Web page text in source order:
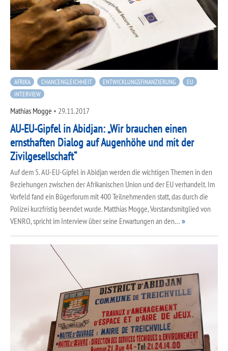
AFRIKA CHANCENGLEICHHEIT ENTWICKLUNGSFINANZIERUNG
EU
INTERVIEW
Mathias Mogge • 29.11.2017
AU-EU-Gipfel in Abidjan: „Wir brauchen einen
ernsthaften Dialog auf Augenhöhe und mit der
Zivilgesellschaft“
Auf dem 5. AU-EU-Gipfel in Abidjan werden die wichtigen Themen in den
Beziehungen zwischen der Afrikanischen Union und der EU verhandelt. Im
Vorfeld fand ein Bügerforum mit 400 Teilnehmenden statt, das durch die
Polizei kurzfristig beendet wurde. Matthias Mogge, Vorstandsmitglied von
VENRO, spricht im Interview über seine Erwartungen an den…